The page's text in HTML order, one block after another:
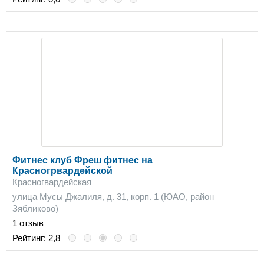
Фитнес клуб Фреш фитнес на
Красногрвардейской
Красногвардейская
улица Мусы Джалиля, д. 31, корп. 1 (ЮАО, район
Зябликово)
1 отзыв
Рейтинг: 2,8